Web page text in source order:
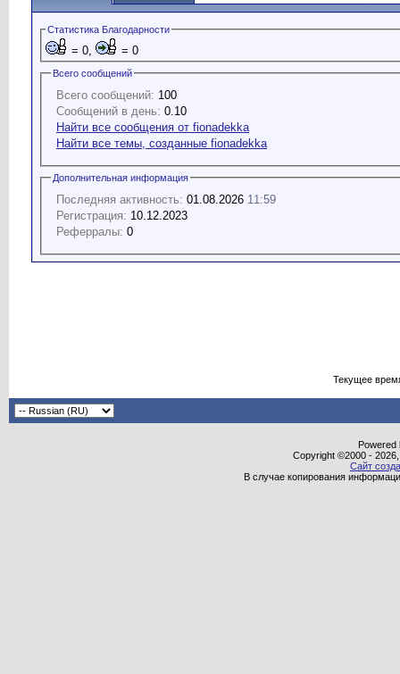
Статистика Благодарности
= 0, = 0
Всего сообщений
Всего сообщений: 100
Сообщений в день: 0.10
Найти все сообщения от fionadekka
Найти все темы, созданные fionadekka
Дополнительная информация
Последняя активность: 01.08.2026 11:59
Регистрация: 10.12.2023
Реферралы: 0
Текущее
Powered
Copyright ©2000 -
Сайт
В случае копирования